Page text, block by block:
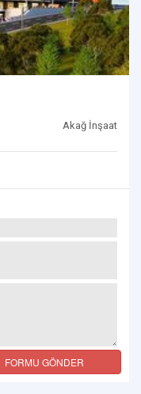
Akağ İnşaat
FORMU GÖNDER